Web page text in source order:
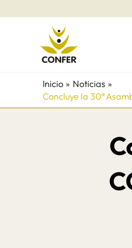
al
Inicio
Noticias
Concluye la 30ª